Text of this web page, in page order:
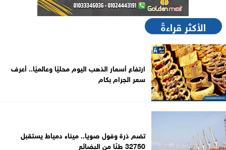
الأكثر قراءةً
ارتفاع أسعار الذهب اليوم محليًا وعالميًا.. أعرف
سعر الجرام بكام
تضم ذرة وفول صويا.. ميناء دمياط يستقبل
32750 طنًا من البضائع